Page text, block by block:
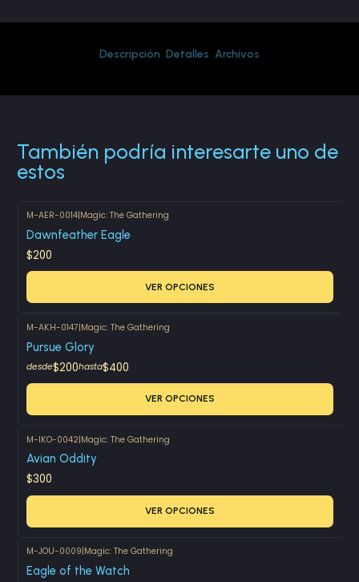
Descripción Detalles Archivos
También podría interesarte uno de
estos
M-AER-0014|Magic: The Gathering
Dawnfeather Eagle
$200
VER OPCIONES
M-AKH-0147|Magic: The Gathering
Pursue Glory
desde$200hasta$400
VER OPCIONES
M-IKO-0042|Magic: The Gathering
Avian Oddity
$300
VER OPCIONES
M-JOU-0009|Magic: The Gathering
Eagle of the Watch